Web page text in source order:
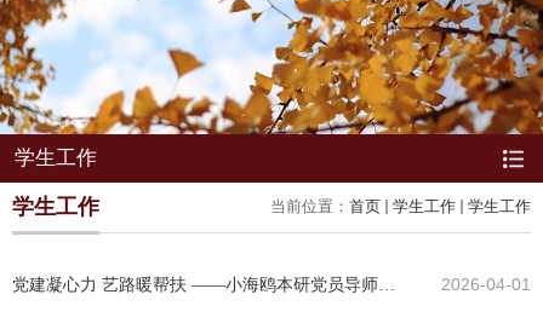
学生工作
当前位置： 首页 学生工作 学生工作
学生工作
党建凝心力 艺路暖帮扶 ——小海鸥本研党员导师受 2026-04-01